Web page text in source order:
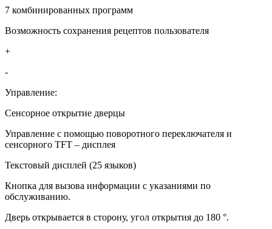
7 комбинированных программ
Возможность сохранения рецептов пользователя
+
-
Управление:
Сенсорное открытие дверцы
Управление с помощью поворотного переключателя и
сенсорного TFT – дисплея
Текстовый дисплей (25 языков)
Кнопка для вызова информации с указаниями по
обслуживанию.
Дверь открывается в сторону, угол открытия до 180 °.